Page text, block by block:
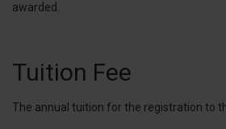
awarded.
Tuition Fee
The annual tuition for the registration to